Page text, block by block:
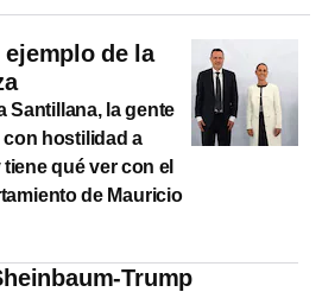
de la
Santillana, la gente
con hostilidad a
qué ver con el
de Mauricio
Trump